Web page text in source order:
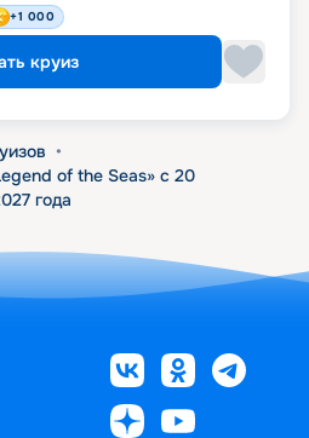
+1 000
круиз
•
of the Seas» с 20
года